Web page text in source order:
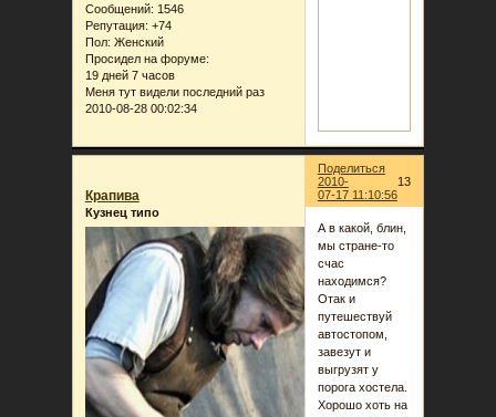
Сообщений: 1546
Репутация: +74
Пол: Женский
Просидел на форуме:
19 дней 7 часов
Меня тут видели последний раз
2010-08-28 00:02:34
Поделиться
13
2010-
07-17 11:10:56
Крапива
Кузнец типо
А в какой, блин,
мы стране-то
счас
находимся?
Отак и
путешествуй
автостопом,
завезут и
выгрузят у
порога хостела.
Хорошо хоть на